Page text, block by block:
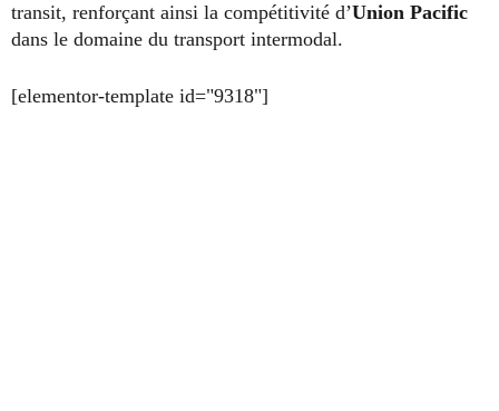
transit, renforçant ainsi la compétitivité d’Union Pacific
dans le domaine du transport intermodal.
[elementor-template id="9318"]